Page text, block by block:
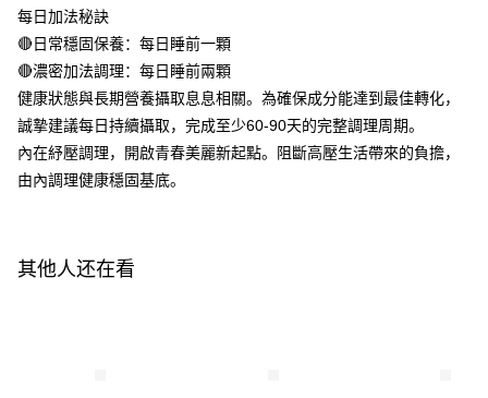
1. 初次使用 AFTEE 時，將依認證結果及本公司審查結果，核予每個人不同
2. 結帳金額須大於NT$30
3. 目前僅支援台灣會員
三、聲明條款
「AFTEE先享後付」(下稱本服務)乃由恩沛科技股份有限公司(下稱 AFTEE )
所提供，並由 AFTEE 向您收取款項。因使用本服務所須提供之個人資料(包
AFTEE 於本服務必要服務範圍內運用。關於 AFTEE 對於個人資料之蒐集、
若款項超過繳費期限，將根據當次的金額加收年利率 16% 的逾期滯納金。
7-11付款取貨
每笔NT$100，满NT$600(含以上)免运费
付款後7-11取貨
每笔NT$100，满NT$600(含以上)免运费
宅配
每笔NT$100，满NT$600(含以上)免运费
每笔NT$150，满NT$1,500(含以上)免运费
每日加法秘訣
🔴日常穩固保養：每日睡前一顆
🔴濃密加法調理：每日睡前兩顆
健康狀態與長期營養攝取息息相關。為確保成分能達到最佳轉化，
誠摯建議每日持續攝取，完成至少60-90天的完整調理周期。
內在紓壓調理，開啟青春美麗新起點。阻斷高壓生活帶來的負擔，
由內調理健康穩固基底。
其他人还在看